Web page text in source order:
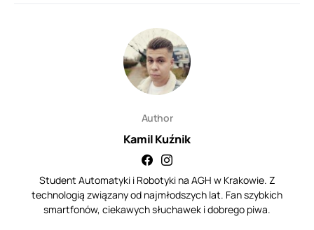
Author
Kamil Kuźnik
Student Automatyki i Robotyki na AGH w Krakowie. Z
technologią związany od najmłodszych lat. Fan szybkich
smartfonów, ciekawych słuchawek i dobrego piwa.